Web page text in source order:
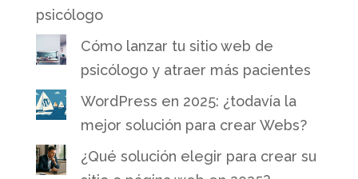
psicólogo
Cómo lanzar tu sitio web de
psicólogo y atraer más pacientes
WordPress en 2025: ¿todavía la
mejor solución para crear Webs?
¿Qué solución elegir para crear su